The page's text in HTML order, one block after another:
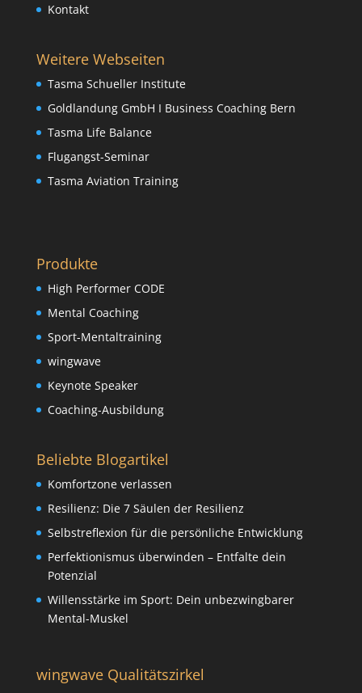
Kontakt
Weitere Webseiten
Tasma Schueller Institute
Goldlandung GmbH I Business Coaching Bern
Tasma Life Balance
Flugangst-Seminar
Tasma Aviation Training
Produkte
High Performer CODE
Mental Coaching
Sport-Mentaltraining
wingwave
Keynote Speaker
Coaching-Ausbildung
Beliebte Blogartikel
Komfortzone verlassen
Resilienz: Die 7 Säulen der Resilienz
Selbstreflexion für die persönliche Entwicklung
Perfektionismus überwinden – Entfalte dein
Potenzial
Willensstärke im Sport: Dein unbezwingbarer
Mental-Muskel
wingwave Qualitätszirkel